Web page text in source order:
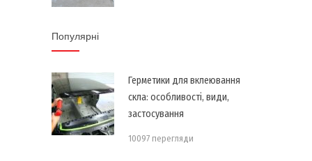
Популярні
Герметики для вклеювання
скла: особливості, види,
застосування
10097 перегляди